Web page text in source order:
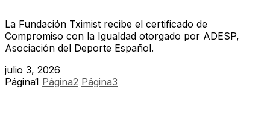
La Fundación Tximist recibe el certificado de
Compromiso con la Igualdad otorgado por ADESP,
Asociación del Deporte Español.
julio 3, 2026
Página1 Página2 Página3